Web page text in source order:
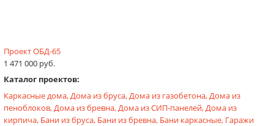
Проект ОБД-65
1 471 000 руб.
Каталог проектов:
Каркасные дома,Дома из бруса,Дома из газобетона,Дома из
пеноблоков,Дома из бревна,Дома из СИП-панелей,Дома из
кирпича, Бани из бруса, Бани из бревна, Бани каркасные, Гаражи